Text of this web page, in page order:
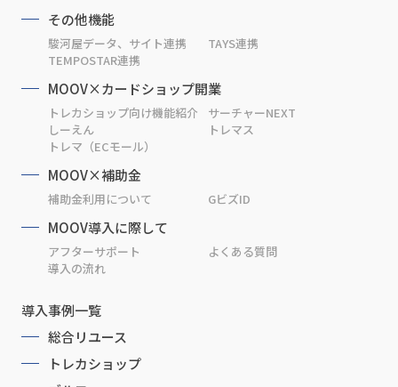
その他機能
駿河屋データ、サイト連携
TAYS連携
TEMPOSTAR連携
MOOV×カードショップ開業
トレカショップ向け機能紹介
サーチャーNEXT
しーえん
トレマス
トレマ（ECモール）
MOOV×補助金
補助金利用について GビズID
MOOV導入に際して
アフターサポート
よくある質問
導入の流れ
導入事例一覧
総合リユース
トレカショップ